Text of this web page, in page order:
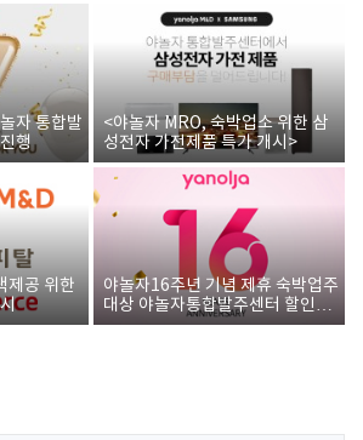
자 통합발
행
<야놀자 MRO, 숙박업소 위한 삼
성전자 가전제품 특가 개시>
제공 위한
야놀자16주년 기념 제휴 숙박업주
대상 야놀자통합발주센터 할인쿠
폰 증정
개정본1 (19.09.02)